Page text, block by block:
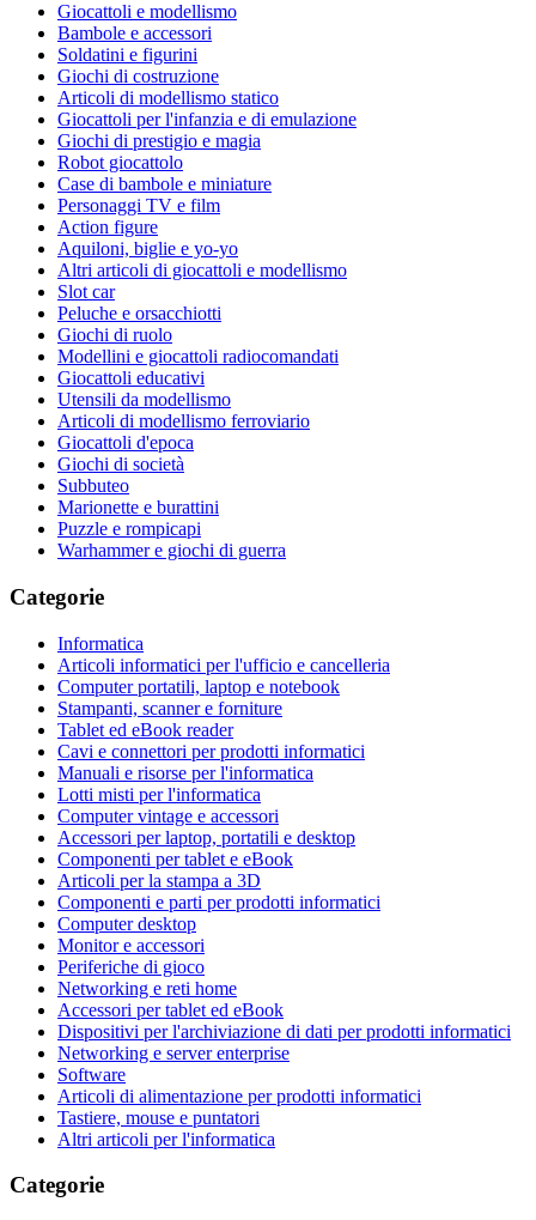
Giocattoli e modellismo
Bambole e accessori
Soldatini e figurini
Giochi di costruzione
Articoli di modellismo statico
Giocattoli per l'infanzia e di emulazione
Giochi di prestigio e magia
Robot giocattolo
Case di bambole e miniature
Personaggi TV e film
Action figure
Aquiloni, biglie e yo-yo
Altri articoli di giocattoli e modellismo
Slot car
Peluche e orsacchiotti
Giochi di ruolo
Modellini e giocattoli radiocomandati
Giocattoli educativi
Utensili da modellismo
Articoli di modellismo ferroviario
Giocattoli d'epoca
Giochi di società
Subbuteo
Marionette e burattini
Puzzle e rompicapi
Warhammer e giochi di guerra
Categorie
Informatica
Articoli informatici per l'ufficio e cancelleria
Computer portatili, laptop e notebook
Stampanti, scanner e forniture
Tablet ed eBook reader
Cavi e connettori per prodotti informatici
Manuali e risorse per l'informatica
Lotti misti per l'informatica
Computer vintage e accessori
Accessori per laptop, portatili e desktop
Componenti per tablet e eBook
Articoli per la stampa a 3D
Componenti e parti per prodotti informatici
Computer desktop
Monitor e accessori
Periferiche di gioco
Networking e reti home
Accessori per tablet ed eBook
Dispositivi per l'archiviazione di dati per prodotti informatici
Networking e server enterprise
Software
Articoli di alimentazione per prodotti informatici
Tastiere, mouse e puntatori
Altri articoli per l'informatica
Categorie